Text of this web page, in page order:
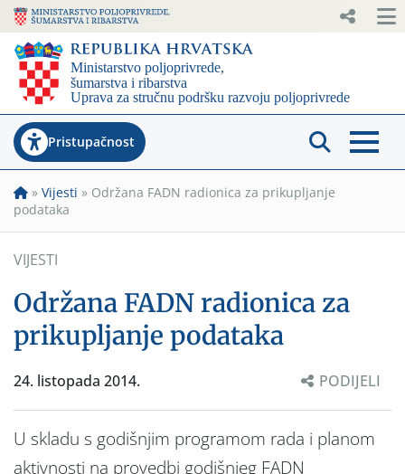
Pristupačnost
» Vijesti » Održana FADN radionica za prikupljanje
podataka
VIJESTI
Održana FADN radionica za
prikupljanje podataka
24. listopada 2014. PODIJELI
U skladu s godišnjim programom rada i planom
aktivnosti na provedbi godišnjeg FADN